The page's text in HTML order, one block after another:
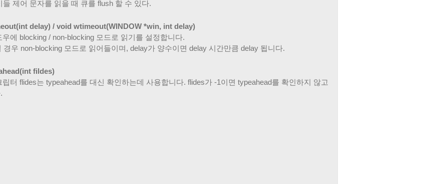
들 제어 문자를 읽을 때 큐를 flush 할 수 있다.
delay) / void wtimeout(WINDOW *win, int delay)
우에 blocking / non-blocking 모드로 읽기를 설정합니다.
경우 non-blocking 모드로 읽어들이며, delay가 양수이면 delay 시간만큼 delay 됩니다.
fildes)
립터 flides는 typeahead를 대신 확인하는데 사용합니다. flides가 -1이면 typeahead를 확인하지 않고